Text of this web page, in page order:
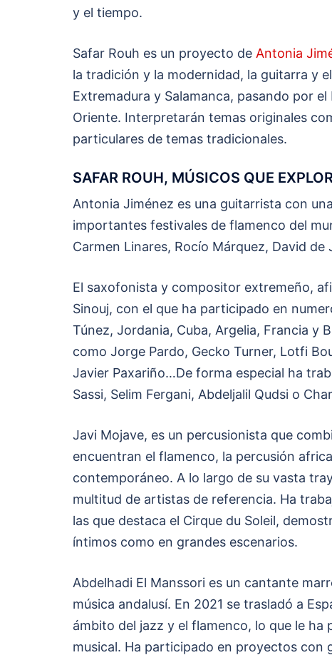
y el tiempo.
Safar Rouh es un proyecto de Antonia
la tradición y la modernidad, la guitarra y
Extremadura y Salamanca, pasando por
Oriente. Interpretarán temas originales
particulares de temas tradicionales.
SAFAR ROUH, MÚSICOS QUE
Antonia Jiménez es una guitarrista con
importantes festivales de flamenco del
Carmen Linares, Rocío Márquez, David de
El saxofonista y compositor extremeño,
Sinouj, con el que ha participado en
Túnez, Jordania, Cuba, Argelia, Francia y
como Jorge Pardo, Gecko Turner, Lotfi
Javier Paxariño…De forma especial ha
Sassi, Selim Fergani, Abdeljalil Qudsi o
Javi Mojave, es un percusionista que
encuentran el flamenco, la percusión
contemporáneo. A lo largo de su vasta
multitud de artistas de referencia. Ha
las que destaca el Cirque du Soleil,
íntimos como en grandes escenarios.
Abdelhadi El Manssori es un cantante
música andalusí. En 2021 se trasladó a
ámbito del jazz y el flamenco, lo que le
musical. Ha participado en proyectos con